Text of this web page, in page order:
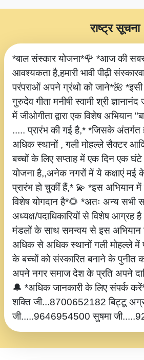
*बाल संस्कार योजना*🌹 *आज की
आवश्यकता है,हमारी भावी पीढ़ी
परंपराओं अपने ग्रंथो को जाने*🌺
गुरुदेव गीता मनीषी स्वामी श्री
में जीओगीता द्वारा एक विशेष अभियान
..... प्रारंभ की गई है,* *जिसके
अधिक स्थानों , गली मोहल्ले सैक्टर
बच्चों के लिए सप्ताह में एक दिन एक घंटे
योजना है,,अनेक नगरों में ये कक्षाएं मई
प्रारंभ हो चुकीं हैं,* 💫 *इस अभियान में
विशेष योगदान है*🌻 *अतः अन्य सभी
अध्यक्ष/पदाधिकारियों से विशेष आग्रह
मंडलों के साथ समन्वय से इस
अधिक से अधिक स्थानों गली मोहल्ले में
के बच्चों को संस्कारित बनाने के पुनीत
अपने नगर समाज देश के प्रति अपने
🔔 *अधिक जानकारी के लिए संपर्क
शक्ति जी...8700652182 बिट्टू
जी.....9646954500 सुषमा
राष्ट्र सूचना